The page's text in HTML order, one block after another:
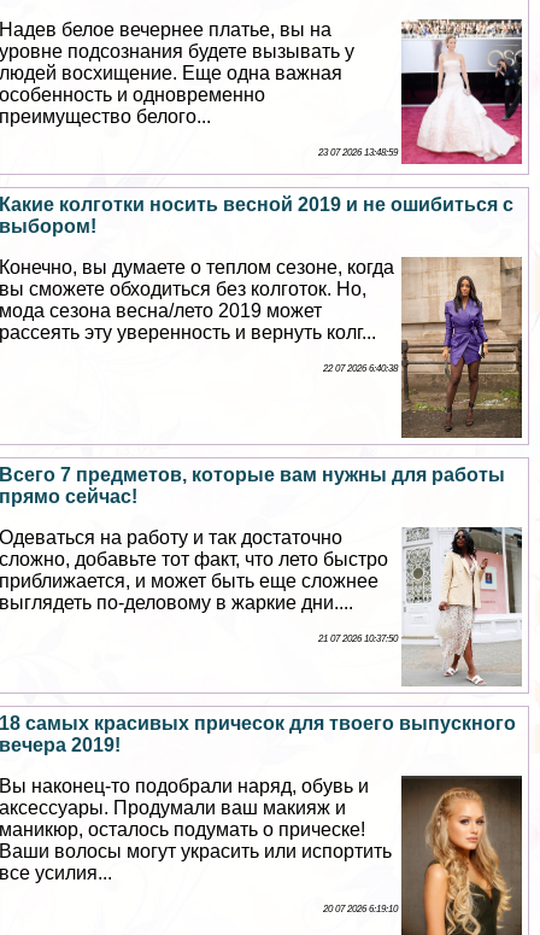
Надев белое вечернее платье, вы на
уровне подсознания будете вызывать у
людей восхищение. Еще одна важная
особенность и одновременно
преимущество белого...
23 07 2026 13:48:59
Какие колготки носить весной 2019 и не ошибиться с
выбором!
Конечно, вы думаете о теплом сезоне, когда
вы сможете обходиться без колготок. Но,
мода сезона весна/лето 2019 может
рассеять эту уверенность и вернуть колг...
22 07 2026 6:40:38
Всего 7 предметов, которые вам нужны для работы
прямо сейчас!
Одеваться на работу и так достаточно
сложно, добавьте тот факт, что лето быстро
приближается, и может быть еще сложнее
выглядеть по-деловому в жаркие дни....
21 07 2026 10:37:50
18 самых красивых причесок для твоего выпускного
вечера 2019!
Вы наконец-то подобрали наряд, обувь и
аксессуары. Продумали ваш макияж и
маникюр, осталось подумать о прическе!
Ваши волосы могут украсить или испортить
все усилия...
20 07 2026 6:19:10